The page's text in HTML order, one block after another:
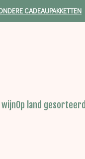
CADEAUPAKKETTEN
Op land gesorteerd